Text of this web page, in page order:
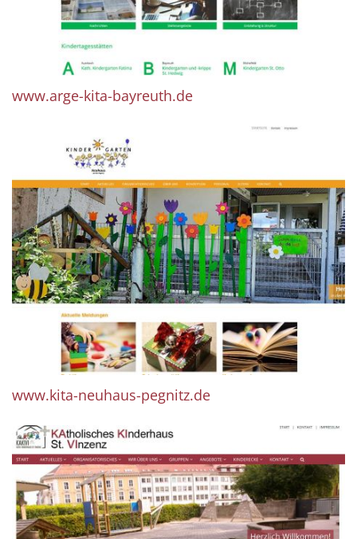
www.arge-kita-bayreuth.de
www.kita-neuhaus-pegnitz.de